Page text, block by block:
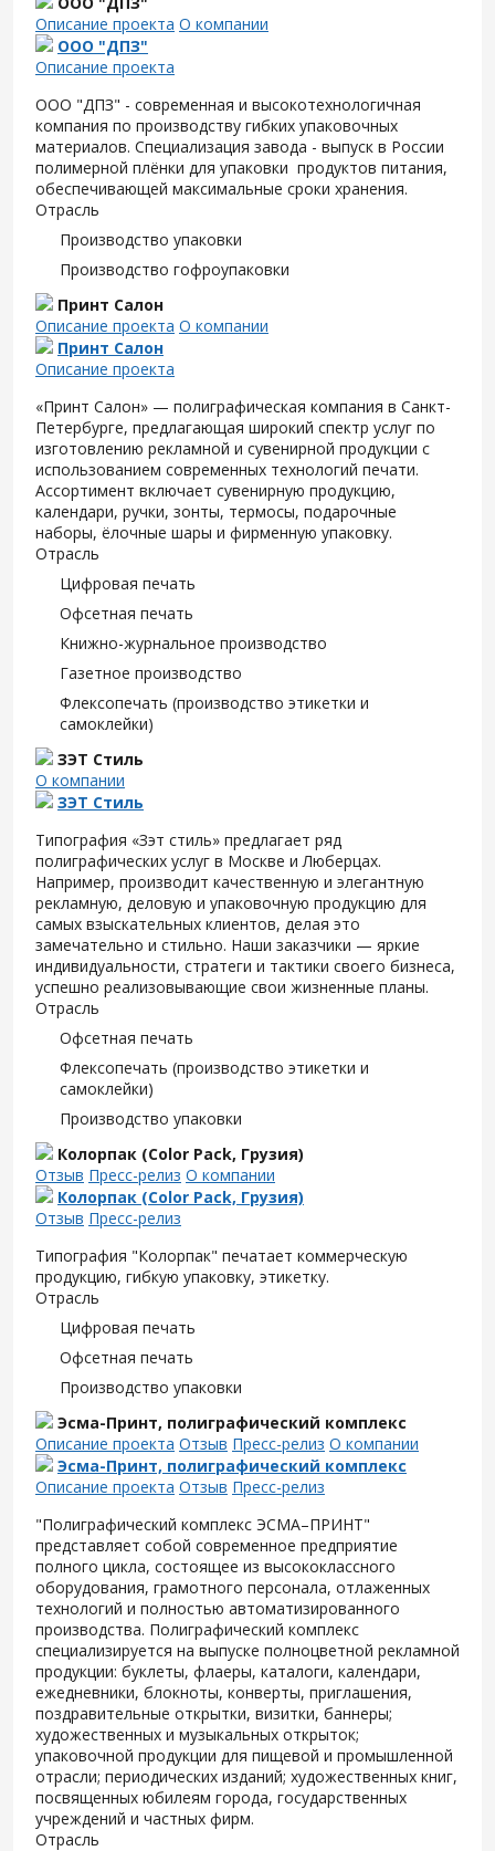
Описание проекта О компании
ООО "ДПЗ"
Описание проекта
ООО "ДПЗ" - современная и высокотехнологичная
компания по производству гибких упаковочных
материалов. Специализация завода - выпуск в России
полимерной плёнки для упаковки продуктов питания,
обеспечивающей максимальные сроки хранения.
Отрасль
Производство упаковки
Производство гофроупаковки
Принт Салон
Описание проекта О компании
Принт Салон
Описание проекта
«Принт Салон» — полиграфическая компания в Санкт-
Петербурге, предлагающая широкий спектр услуг по
изготовлению рекламной и сувенирной продукции с
использованием современных технологий печати.
Ассортимент включает сувенирную продукцию,
календари, ручки, зонты, термосы, подарочные
наборы, ёлочные шары и фирменную упаковку.
Отрасль
Цифровая печать
Офсетная печать
Книжно-журнальное производство
Газетное производство
Флексопечать (производство этикетки и
самоклейки)
ЗЭТ Стиль
О компании
ЗЭТ Стиль
Типография «Зэт cтиль» предлагает ряд
полиграфических услуг в Москве и Люберцах.
Например, производит качественную и элегантную
рекламную, деловую и упаковочную продукцию для
самых взыскательных клиентов, делая это
замечательно и стильно. Наши заказчики — яркие
индивидуальности, стратеги и тактики своего бизнеса,
успешно реализовывающие свои жизненные планы.
Отрасль
Офсетная печать
Флексопечать (производство этикетки и
самоклейки)
Производство упаковки
Колорпак (Color Pack, Грузия)
Отзыв Пресс-релиз О компании
Колорпак (Color Pack, Грузия)
Отзыв Пресс-релиз
Типография "Колорпак" печатает коммерческую
продукцию, гибкую упаковку, этикетку.
Отрасль
Цифровая печать
Офсетная печать
Производство упаковки
Эсма-Принт, полиграфический комплекс
Описание проекта Отзыв Пресс-релиз О компании
Эсма-Принт, полиграфический комплекс
Описание проекта Отзыв Пресс-релиз
"Полиграфический комплекс ЭСМА–ПРИНТ"
представляет собой современное предприятие
полного цикла, состоящее из высококлассного
оборудования, грамотного персонала, отлаженных
технологий и полностью автоматизированного
производства. Полиграфический комплекс
специализируется на выпуске полноцветной рекламной
продукции: буклеты, флаеры, каталоги, календари,
ежедневники, блокноты, конверты, приглашения,
поздравительные открытки, визитки, баннеры;
художественных и музыкальных открыток;
упаковочной продукции для пищевой и промышленной
отрасли; периодических изданий; художественных книг,
посвященных юбилеям города, государственных
учреждений и частных фирм.
Отрасль